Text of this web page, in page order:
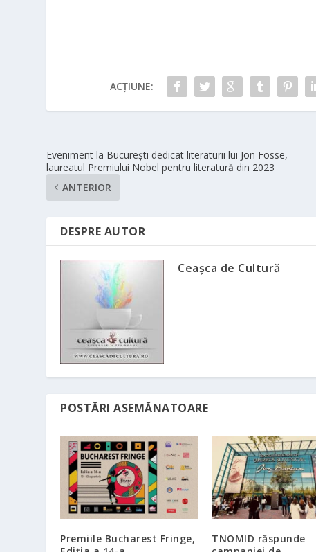
ACȚIUNE:
Eveniment la București dedicat literaturii lui Jon Fosse,
laureatul Premiului Nobel pentru literatură din 2023
ANTERIOR
DESPRE AUTOR
Ceașca de Cultură
POSTĂRI ASEMĂNATOARE
Premiile Bucharest Fringe,
TNOMID răspunde